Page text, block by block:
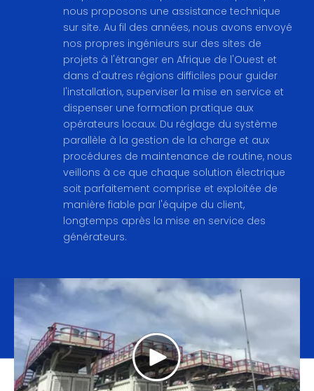
nous proposons une assistance technique
sur site. Au fil des années, nous avons envoyé
nos propres ingénieurs sur des sites de
projets à l'étranger en Afrique de l'Ouest et
dans d'autres régions difficiles pour guider
l'installation, superviser la mise en service et
dispenser une formation pratique aux
opérateurs locaux. Du réglage du système
parallèle à la gestion de la charge et aux
procédures de maintenance de routine, nous
veillons à ce que chaque solution électrique
soit parfaitement comprise et exploitée de
manière fiable par l'équipe du client,
longtemps après la mise en service des
générateurs.